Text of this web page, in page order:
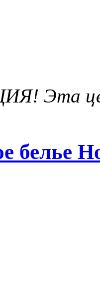
Эта
белье